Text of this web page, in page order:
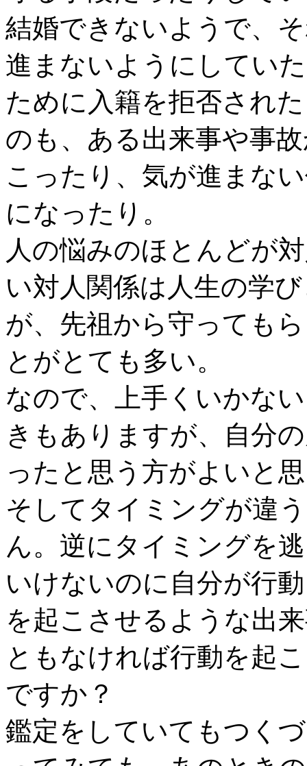
結婚できないようで、
進まないようにしてい
ために入籍を拒否され
のも、ある出来事や事
こったり、気が進まな
になったり。
人の悩みのほとんどが
い対人関係は人生の学
が、先祖から守っても
とがとても多い。
なので、上手くいかな
きもありますが、自分
ったと思う方がよいと
そしてタイミングが違
ん。逆にタイミングを
いけないのに自分が行
を起こさせるような出
ともなければ行動を起
ですか？
鑑定をしていてもつく